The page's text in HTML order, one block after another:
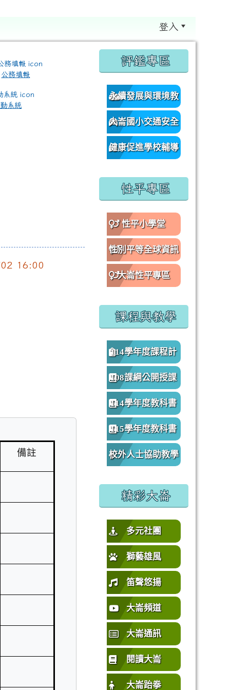
登入
公務填報
系統
16:00
備註
\
:::
評鑑專區
永續發展與環境教
育資源網
大崙國小交通安全
網
健康促進學校輔導
性平專區
性平小學堂
性別平等全球資訊
網
大崙性平專區
課程與教學
114學年度課程計
畫
108課綱公開授課
專區
114學年度教科書
版本
115學年度教科書
版本
校外人士協助教學
精彩大崙
多元社團
獅藝雄風
笛聲悠揚
大崙頻道
大崙通訊
閱讀大崙
大崙跆拳